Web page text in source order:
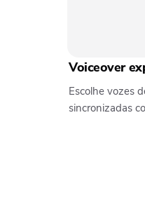
Voiceover
Escolhe vozes
sincronizadas